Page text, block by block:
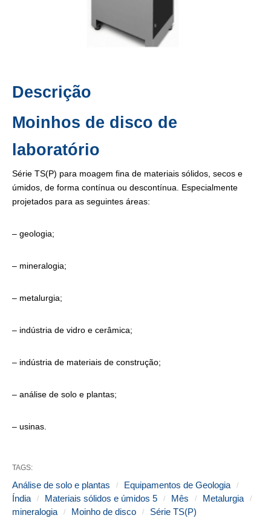
Descrição
Moinhos de disco de
laboratório
Série TS(P) para moagem fina de materiais sólidos, secos e
úmidos, de forma contínua ou descontínua. Especialmente
projetados para as seguintes áreas:
– geologia;
– mineralogia;
– metalurgia;
– indústria de vidro e cerâmica;
– indústria de materiais de construção;
– análise de solo e plantas;
– usinas.
TAGS:
Análise de solo e plantas
Equipamentos de Geologia
Índia
Materiais sólidos e úmidos 5 Mês
Metalurgia
mineralogia
Moinho de disco Série TS(P)